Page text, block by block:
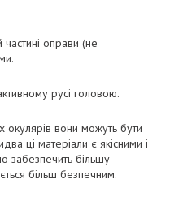
оправи (не
русі головою.
окулярів вони можуть бути
ці матеріали є якісними і
забезпечить більшу
більш безпечним.